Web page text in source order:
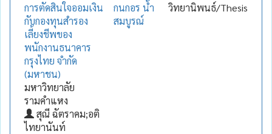
การตัดสินใจออมเงิน
กับกองทุนสำรอง
เลี้ยงชีพของ
พนักงานธนาคาร
กรุงไทย จำกัด
(มหาชน)
มหาวิทยาลัย
รามคำแหง
สุณี ฉัตราคม;อติ
ไทยานันท์
กนกอร น้ำ
สมบูรณ์
วิทยานิพนธ์/Thesis